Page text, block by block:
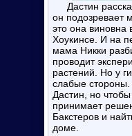
Дастин рассказывает друзьям о том, что
он подозревает
это она виновна
Хоукинсе. И на
мама Никки
проводит
растений. Но у
слабые стороны.
Дастин, но
принимает
Бакстеров и
доме.